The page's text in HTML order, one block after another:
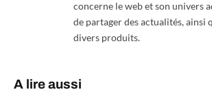
concerne le web et son univers
de partager des actualités, ainsi
divers produits.
A lire aussi